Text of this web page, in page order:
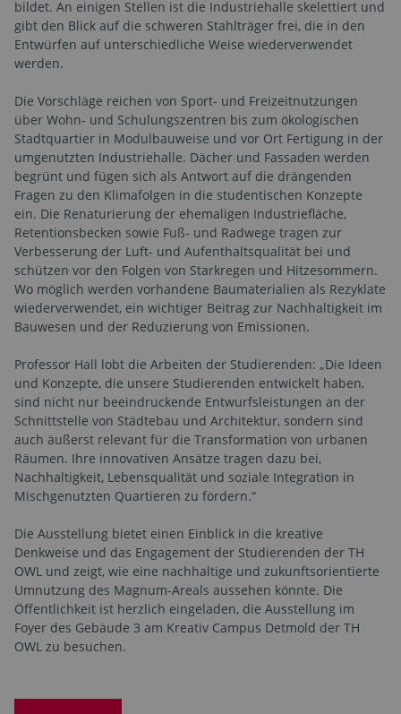
bildet. An einigen Stellen ist die Industriehalle skelettiert und
gibt den Blick auf die schweren Stahlträger frei, die in den
Entwürfen auf unterschiedliche Weise wiederverwendet
werden.
Die Vorschläge reichen von Sport- und Freizeitnutzungen
über Wohn- und Schulungszentren bis zum ökologischen
Stadtquartier in Modulbauweise und vor Ort Fertigung in der
umgenutzten Industriehalle. Dächer und Fassaden werden
begrünt und fügen sich als Antwort auf die drängenden
Fragen zu den Klimafolgen in die studentischen Konzepte
ein. Die Renaturierung der ehemaligen Industriefläche,
Retentionsbecken sowie Fuß- und Radwege tragen zur
Verbesserung der Luft- und Aufenthaltsqualität bei und
schützen vor den Folgen von Starkregen und Hitzesommern.
Wo möglich werden vorhandene Baumaterialien als Rezyklate
wiederverwendet, ein wichtiger Beitrag zur Nachhaltigkeit im
Bauwesen und der Reduzierung von Emissionen.
Professor Hall lobt die Arbeiten der Studierenden: „Die Ideen
und Konzepte, die unsere Studierenden entwickelt haben,
sind nicht nur beeindruckende Entwurfsleistungen an der
Schnittstelle von Städtebau und Architektur, sondern sind
auch äußerst relevant für die Transformation von urbanen
Räumen. Ihre innovativen Ansätze tragen dazu bei,
Nachhaltigkeit, Lebensqualität und soziale Integration in
Mischgenutzten Quartieren zu fördern.“
Die Ausstellung bietet einen Einblick in die kreative
Denkweise und das Engagement der Studierenden der TH
OWL und zeigt, wie eine nachhaltige und zukunftsorientierte
Umnutzung des Magnum-Areals aussehen könnte. Die
Öffentlichkeit ist herzlich eingeladen, die Ausstellung im
Foyer des Gebäude 3 am Kreativ Campus Detmold der TH
OWL zu besuchen.